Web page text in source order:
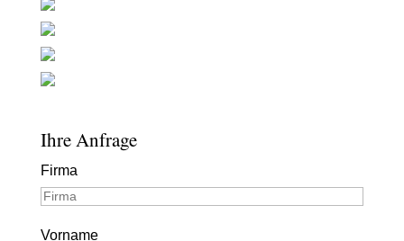
Ihre Anfrage
Firma
Vorname